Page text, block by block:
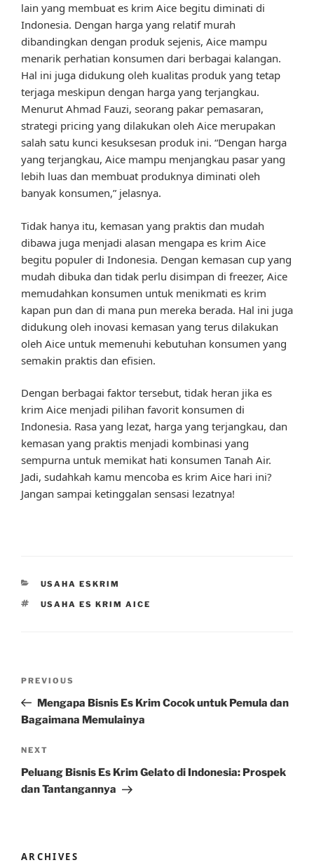
lain yang membuat es krim Aice begitu diminati di
Indonesia. Dengan harga yang relatif murah
dibandingkan dengan produk sejenis, Aice mampu
menarik perhatian konsumen dari berbagai kalangan.
Hal ini juga didukung oleh kualitas produk yang tetap
terjaga meskipun dengan harga yang terjangkau.
Menurut Ahmad Fauzi, seorang pakar pemasaran,
strategi pricing yang dilakukan oleh Aice merupakan
salah satu kunci kesuksesan produk ini. “Dengan harga
yang terjangkau, Aice mampu menjangkau pasar yang
lebih luas dan membuat produknya diminati oleh
banyak konsumen,” jelasnya.
Tidak hanya itu, kemasan yang praktis dan mudah
dibawa juga menjadi alasan mengapa es krim Aice
begitu populer di Indonesia. Dengan kemasan cup yang
mudah dibuka dan tidak perlu disimpan di freezer, Aice
memudahkan konsumen untuk menikmati es krim
kapan pun dan di mana pun mereka berada. Hal ini juga
didukung oleh inovasi kemasan yang terus dilakukan
oleh Aice untuk memenuhi kebutuhan konsumen yang
semakin praktis dan efisien.
Dengan berbagai faktor tersebut, tidak heran jika es
krim Aice menjadi pilihan favorit konsumen di
Indonesia. Rasa yang lezat, harga yang terjangkau, dan
kemasan yang praktis menjadi kombinasi yang
sempurna untuk memikat hati konsumen Tanah Air.
Jadi, sudahkah kamu mencoba es krim Aice hari ini?
Jangan sampai ketinggalan sensasi lezatnya!
CATEGORIES
USAHA ESKRIM
TAGS
USAHA ES KRIM AICE
Previous
Post
PREVIOUS
Mengapa Bisnis Es Krim Cocok untuk Pemula dan
Bagaimana Memulainya
Next
Post
NEXT
Peluang Bisnis Es Krim Gelato di Indonesia: Prospek
dan Tantangannya
ARCHIVES